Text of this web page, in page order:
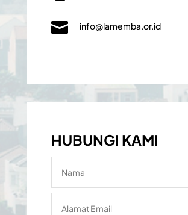
 info@lamemba.or.id
HUBUNGI KAMI